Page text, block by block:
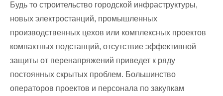
Будь то строительство городской инфраструктуры,
новых электростанций, промышленных
производственных цехов или комплексных проектов
компактных подстанций, отсутствие эффективной
защиты от перенапряжений приведет к ряду
постоянных скрытых проблем. Большинство
операторов проектов и персонала по закупкам